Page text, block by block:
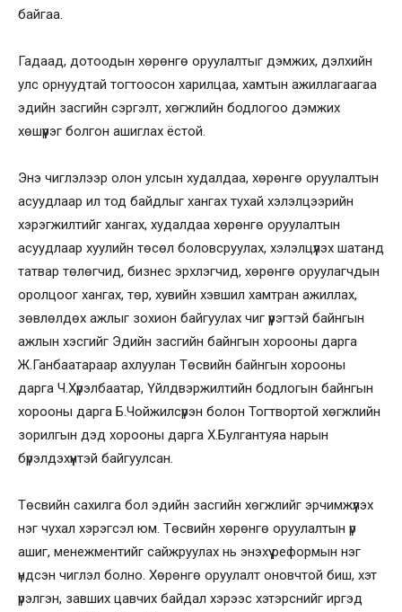
байгаа.
Гадаад, дотоодын хөрөнгө оруулалтыг дэмжих, дэлхийн
улс орнуудтай тогтоосон харилцаа, хамтын ажиллагаагаа
эдийн засгийн сэргэлт, хөгжлийн бодлогоо дэмжих
хөшүүрэг болгон ашиглах ёстой.
Энэ чиглэлээр олон улсын худалдаа, хөрөнгө оруулалтын
асуудлаар ил тод байдлыг хангах тухай хэлэлцээрийн
хэрэгжилтийг хангах, худалдаа хөрөнгө оруулалтын
асуудлаар хуулийн төсөл боловсруулах, хэлэлцүүлэх шатанд
татвар төлөгчид, бизнес эрхлэгчид, хөрөнгө оруулагчдын
оролцоог хангах, төр, хувийн хэвшил хамтран ажиллах,
зөвлөлдөх ажлыг зохион байгуулах чиг үүрэгтэй байнгын
ажлын хэсгийг Эдийн засгийн байнгын хорооны дарга
Ж.Ганбаатараар ахлуулан Төсвийн байнгын хорооны
дарга Ч.Хүрэлбаатар, Үйлдвэржилтийн бодлогын байнгын
хорооны дарга Б.Чойжилсүрэн болон Тогтвортой хөгжлийн
зорилгын дэд хорооны дарга Х.Булгантуяа нарын
бүрэлдэхүүнтэй байгуулсан.
Төсвийн сахилга бол эдийн засгийн хөгжлийг эрчимжүүлэх
нэг чухал хэрэгсэл юм. Төсвийн хөрөнгө оруулалтын үр
ашиг, менежментийг сайжруулах нь энэхүү реформын нэг
үндсэн чиглэл болно. Хөрөнгө оруулалт оновчтой биш, хэт
үрэлгэн, завших цавчих байдал хэрээс хэтэрснийг иргэд